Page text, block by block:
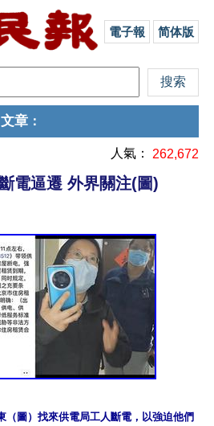
電子報 简体版
文章 ：
人氣： 262,672
電逼遷 外界關注(圖)
（圖）找來供電局工人斷電，以強迫他們